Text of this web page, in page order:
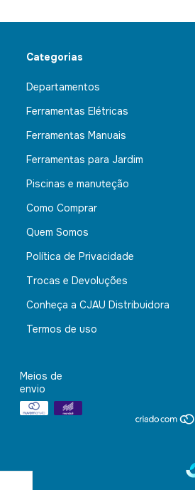
Categorias
Departamentos
Ferramentas Elétricas
Ferramentas Manuais
Ferramentas para Jardim
Piscinas e manuteção
Como Comprar
Quem Somos
Política de Privacidade
Trocas e Devoluções
Conheça a CJAU Distribuidora
Termos de uso
Meios de
envio